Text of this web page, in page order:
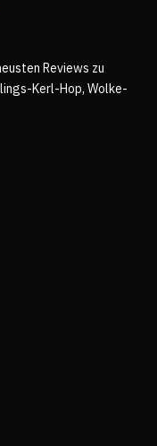
Reviews zu
Kerl-Hop, Wolke-